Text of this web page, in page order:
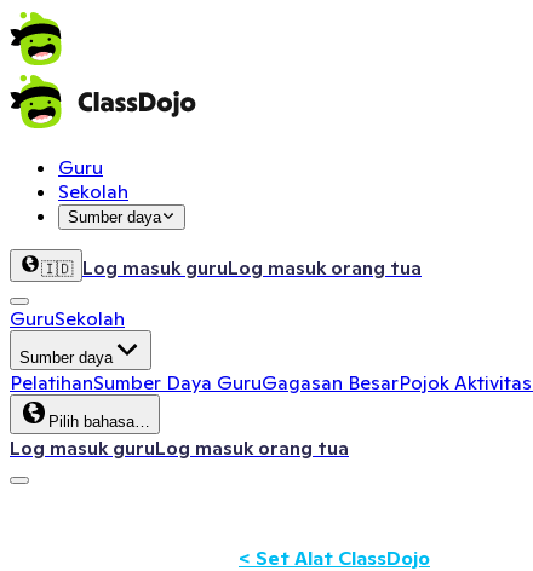
Guru
Sekolah
Sumber daya
🇮🇩 Log masuk guruLog masuk orang tua
GuruSekolah
Sumber daya
PelatihanSumber Daya GuruGagasan BesarPojok Aktivitas
Pilih bahasa…
Log masuk guruLog masuk orang tua
< Set Alat ClassDojo